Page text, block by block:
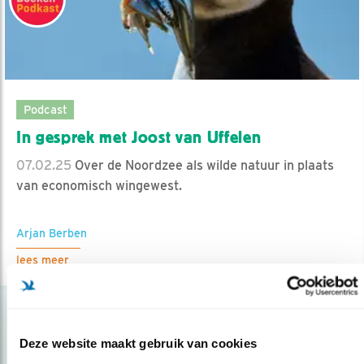
Deze website maakt gebruik van cookies
Podcast
In gesprek met Joost van Uffelen
07.02.25 Over de Noordzee als wilde natuur in plaats
van economisch wingewest.
Arjan Berben
lees meer